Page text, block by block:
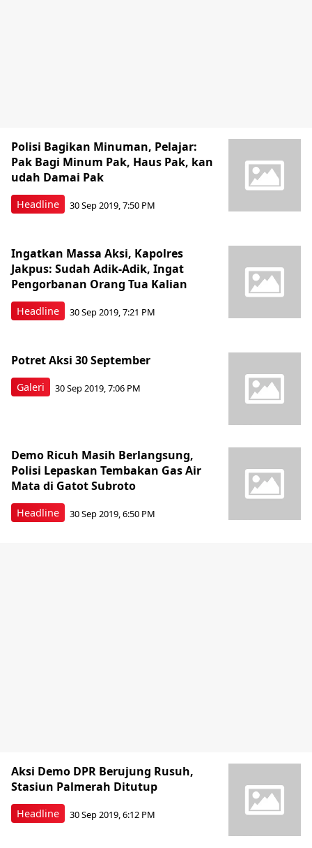
Headline
Polisi Bagikan Minuman, Pelajar:
Pak Bagi Minum Pak, Haus Pak, kan
udah Damai Pak
30 Sep 2019, 7:50 PM
Headline
Ingatkan Massa Aksi, Kapolres
Jakpus: Sudah Adik-Adik, Ingat
Pengorbanan Orang Tua Kalian
30 Sep 2019, 7:21 PM
Galeri
Potret Aksi 30 September
30 Sep 2019, 7:06 PM
Headline
Demo Ricuh Masih Berlangsung,
Polisi Lepaskan Tembakan Gas Air
Mata di Gatot Subroto
30 Sep 2019, 6:50 PM
Headline
Aksi Demo DPR Berujung Rusuh,
Stasiun Palmerah Ditutup
30 Sep 2019, 6:12 PM